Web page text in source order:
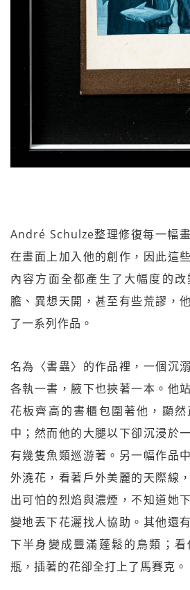
André Schulze整理修復每一幅
在畫面上加入他的創作，因此這
內容方面全都產生了大幅度的
膽、異想天開，甚至有些荒謬，
了一系列作品。
名為〈書蟲〉的作品裡，一個沉
各執一書，腋下也挾著一本。他
花板齊高的書櫃包圍著他，顯
中；然而他的大腿以下卻沉浸於
有幾隻魚類巡游著。另一幅作品
外澆花，看著戶外美麗的天際線
出可怕的烈焰與濃煙，不知道她
變地丟下花灑找人協助。其他還
下半身變成豐滿蓬鬆的鳥類；
瓶，插著的花卻全打上了馬賽克。